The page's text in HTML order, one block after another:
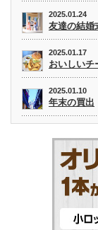
2025.01.24
友達の結婚
2025.01.17
おいしいチ
2025.01.10
年末の買出